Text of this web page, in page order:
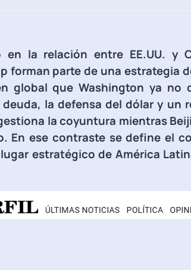
la relación entre EE.UU. y
forman parte de una estrategia
global que Washington ya no
la defensa del dólar y un
la coyuntura mientras
En ese contraste se define el
estratégico de América